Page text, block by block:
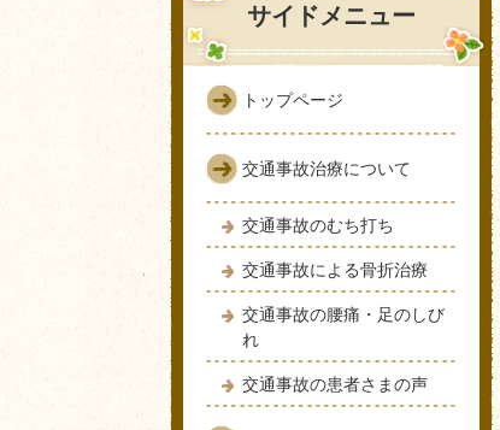
サイドメニュー
トップページ
交通事故治療について
交通事故のむち打ち
交通事故による骨折治療
交通事故の腰痛・足のしび
れ
交通事故の患者さまの声